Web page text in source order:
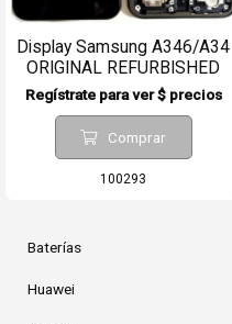
Baterías
Huawei
Display Samsung A346/A34
ORIGINAL REFURBISHED
CON MARCO
Regístrate para ver $ precios
Comprar
100293